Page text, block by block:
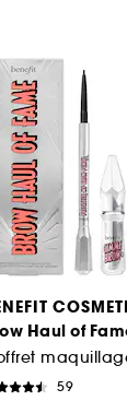
Haul of
59